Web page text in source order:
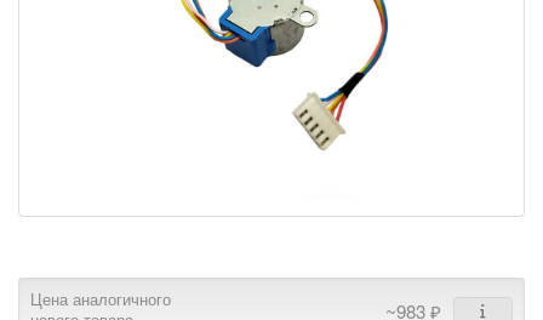
Цена аналогичного
~983 ₽